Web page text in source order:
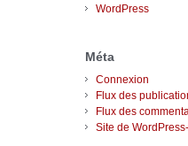
WordPress
Méta
Connexion
Flux des
Flux des
Site de